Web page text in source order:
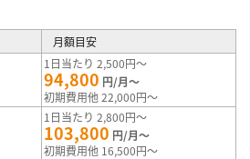
月額目安
1日当たり 2,500円～
94,800 円/月～
初期費用他 22,000円～
1日当たり 2,800円～
103,800 円/月～
初期費用他 16,500円～